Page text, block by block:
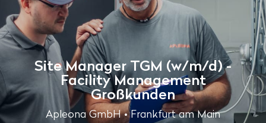
Site Manager TGM (w/m/d) -
Facility Management
Großkunden
Apleona GmbH • Frankfurt am Main